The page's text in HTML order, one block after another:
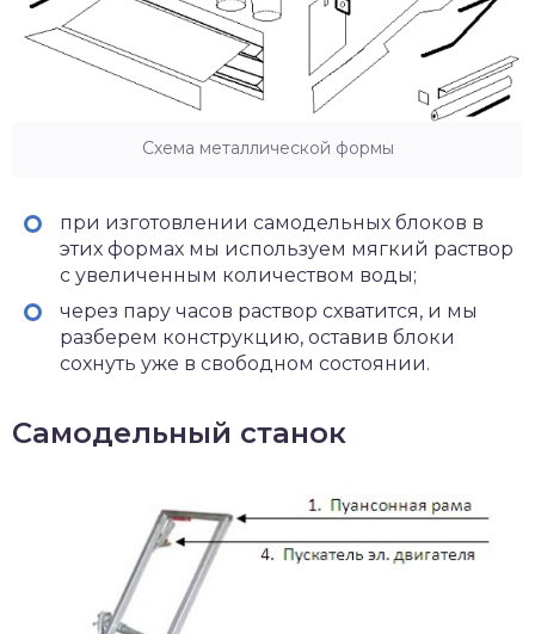
Схема металлической формы
при изготовлении самодельных блоков в
этих формах мы используем мягкий раствор
с увеличенным количеством воды;
через пару часов раствор схватится, и мы
разберем конструкцию, оставив блоки
сохнуть уже в свободном состоянии.
Самодельный станок